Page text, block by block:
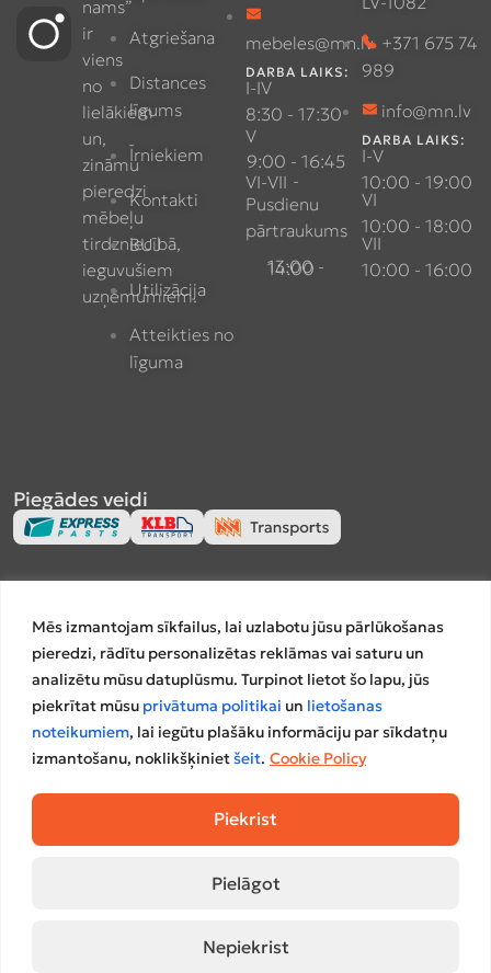
Mēs izmantojam sīkfailus, lai uzlabotu jūsu pārlūkošanas
pieredzi, rādītu personalizētas reklāmas vai saturu un
analizētu mūsu datuplūsmu. Turpinot lietot šo lapu, jūs
piekrītat mūsu privātuma politikai un lietošanas
noteikumiem, lai iegūtu plašāku informāciju par sīkdatņu
izmantošanu, noklikšķinietšeit. Cookie Policy
Pielāgot
Nepiekrist
Piekrist
nams”
ir
viens
no
lielākiem
un,
zināmu
pieredzi
mēbeļu
tirdzniecībā,
ieguvušiem
uzņēmumiem.
Atgriešana
Distances
līgums
Īrniekiem
Kontakti
BUJ
Utilizācija
Atteikties no
līguma
mebeles@mn.lv
DARBA LAIKS:
I-IV
8:30 - 17:30
V
9:00 - 16:45
VI-VII -
Pusdienu
pārtraukums
13:00 - 14:00
+371 675 74
989
info@mn.lv
DARBA LAIKS:
I-V
10:00 - 19:00
VI
10:00 - 18:00
VII
10:00 - 16:00
Piegādes veidi
Salīdzināšanas platformas
Interneta veikalu izstrādāja